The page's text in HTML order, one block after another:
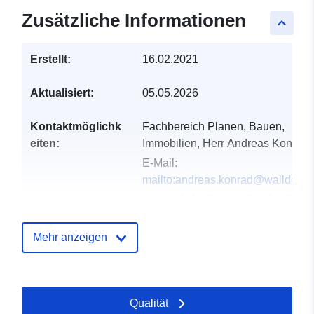
keyboard_arrow_up
Zusätzliche Informationen
Erstellt: 16.02.2021
Aktualisiert: 05.05.2026
Kontaktmöglichk
eiten:
Fachbereich Planen, Bauen,
Immobilien, Herr Andreas Konrad
E-Mail:
Kataloge:
24 January 2026
Aktualisiert auf data.europa.eu:
Mehr anzeigen
Qualität